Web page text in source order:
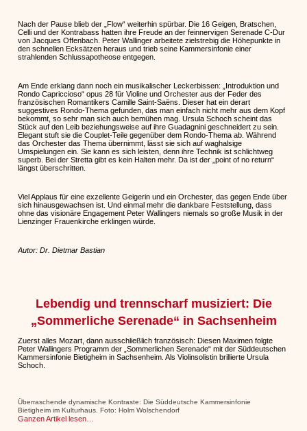
Nach der Pause blieb der „Flow“ weiterhin spürbar. Die 16 Geigen, Bratschen,
Celli und der Kontrabass hatten ihre Freude an der feinnervigen Serenade C-Dur
von Jacques Offenbach. Peter Wallinger arbeitete zielstrebig die Höhepunkte in
den schnellen Ecksätzen heraus und trieb seine Kammersinfonie einer
strahlenden Schlussapotheose entgegen.
Am Ende erklang dann noch ein musikalischer Leckerbissen: „Introduktion und
Rondo Capriccioso“ opus 28 für Violine und Orchester aus der Feder des
französischen Romantikers Camille Saint-Saëns. Dieser hat ein derart
suggestives Rondo-Thema gefunden, das man einfach nicht mehr aus dem Kopf
bekommt, so sehr man sich auch bemühen mag. Ursula Schoch scheint das
Stück auf den Leib beziehungsweise auf ihre Guadagnini geschneidert zu sein.
Elegant stuft sie die Couplet-Teile gegenüber dem Rondo-Thema ab. Während
das Orchester das Thema übernimmt, lässt sie sich auf waghalsige
Umspielungen ein. Sie kann es sich leisten, denn ihre Technik ist schlichtweg
superb. Bei der Stretta gibt es kein Halten mehr. Da ist der „point of no return“
längst überschritten.
Viel Applaus für eine exzellente Geigerin und ein Orchester, das gegen Ende über
sich hinausgewachsen ist. Und einmal mehr die dankbare Feststellung, dass
ohne das visionäre Engagement Peter Wallingers niemals so große Musik in der
Lienzinger Frauenkirche erklingen würde.
Autor: Dr. Dietmar Bastian
Lebendig und trennscharf musiziert: Die
„Sommerliche Serenade“ in Sachsenheim
Zuerst alles Mozart, dann ausschließlich französisch: Diesen Maximen folgte
Peter Wallingers Programm der „Sommerlichen Serenade“ mit der Süddeutschen
Kammersinfonie Bietigheim in Sachsenheim. Als Violinsolistin brillierte Ursula
Schoch.
Überraschende dynamische Kontraste: Die Süddeutsche Kammersinfonie
Bietigheim im Kulturhaus. Foto: Holm Wolschendorf
Ganzen Artikel lesen…